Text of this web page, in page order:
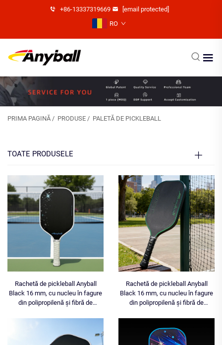
+86-13337319669
[email protected]
RO
PRIMA PAGINĂ / PRODUSE / PALETĂ DE PICKLEBALL
TOATE PRODUSELE
Rachetă de pickleball Anyball
Black 16 mm, cu nucleu în fagure
din polipropilenă și fibră de
personalizabilă, din EVA, cu fibră
antrenament, puternică și durabilă
Rachetă de pickleball Anyball
Black 16 mm, cu nucleu în fagure
din polipropilenă și fibră de
carbon T700, pentru divertisment